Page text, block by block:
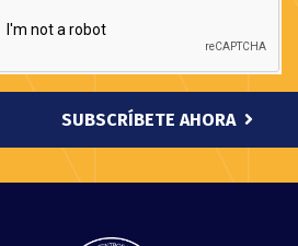
SUBSCRÍBETE AHORA